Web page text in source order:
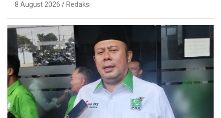
8 August 2026 Redaksi